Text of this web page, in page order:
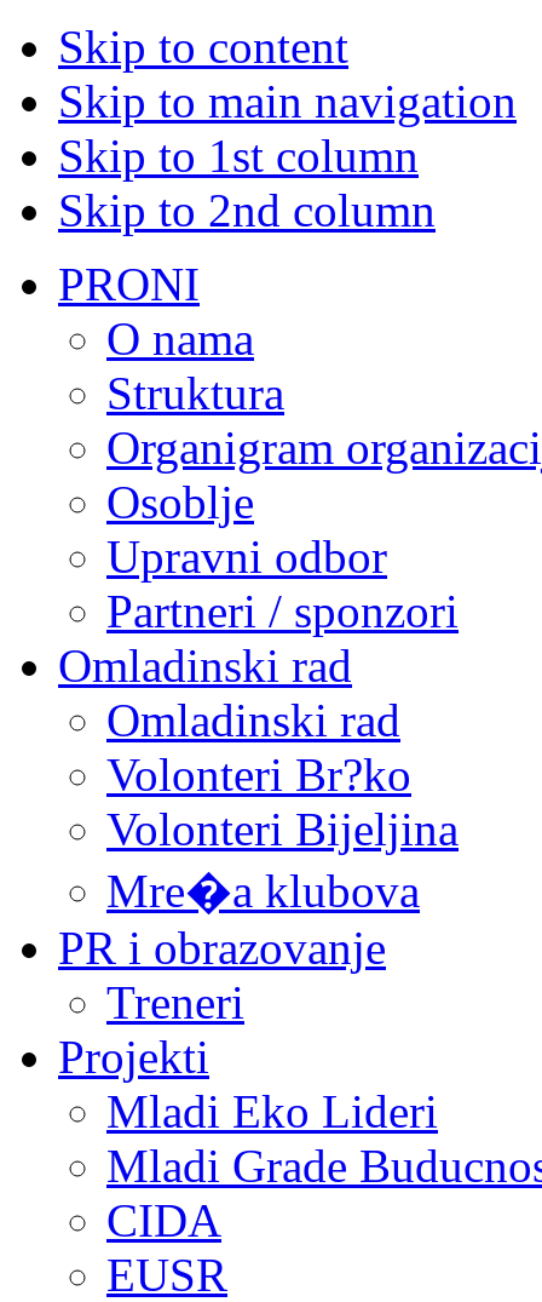
Skip to content
Skip to main navigation
Skip to 1st column
Skip to 2nd column
PRONI
O nama
Struktura
Organigram
Osoblje
Upravni odbor
Partneri / sponzori
Omladinski rad
Omladinski rad
Volonteri Br?ko
Volonteri Bijeljina
Mre�a klubova
PR i obrazovanje
Treneri
Projekti
Mladi Eko Lideri
Mladi Grade
CIDA
EUSR